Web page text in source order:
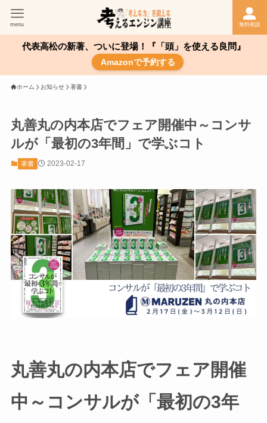
無料相談
menu
代表高松の新著、ついに登場！『「頭」を使える良問』
Amazonで予約する
ホーム お知らせ 著書
丸善丸の内本店でフェア開催中～コンサ
ルが「最初の3年間」で学ぶコト
著書 2023-02-17
丸善丸の内本店でフェア開催
中～コンサルが「最初の3年